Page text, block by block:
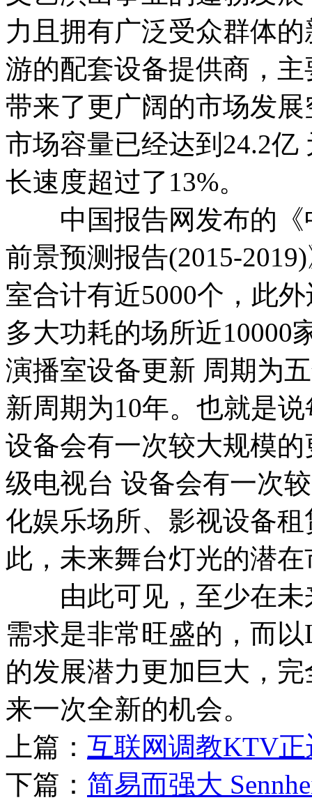
力且拥有广泛受众群体
游的配套设备提供商，
带来了更广阔的市场发
市场容量已经达到24.2亿
长速度超过了13%。
中国报告网发布的《
前景预测报告(2015-
室合计有近5000个，此
多大功耗的场所近10000
演播室设备更新 周期为
新周期为10年。也就是
设备会有一次较大规模
级电视台 设备会有一次
化娱乐场所、影视设备
此，未来舞台灯光的潜
由此可见，至少在未
需求是非常旺盛的，而
的发展潜力更加巨大，
来一次全新的机会。
上篇： 互联网调教KTV
下篇： 简易而强大